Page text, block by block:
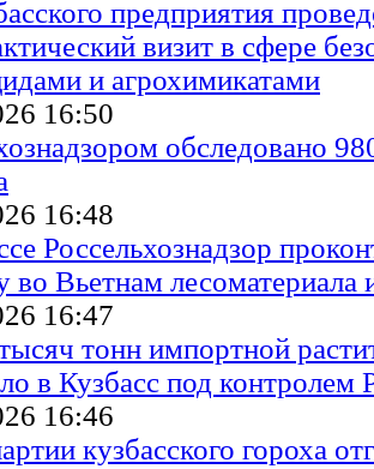
предприятия
визит в сфере
и агрохимикатами
16:50
обследовано
16:48
Россельхознадзор
во Вьетнам лесоматериала
16:47
тонн импортной
в Кузбасс под контролем
16:46
кузбасского гороха